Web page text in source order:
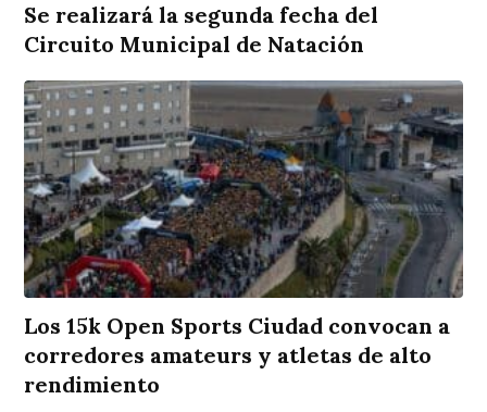
Se realizará la segunda fecha del
Circuito Municipal de Natación
Los 15k Open Sports Ciudad convocan a
corredores amateurs y atletas de alto
rendimiento